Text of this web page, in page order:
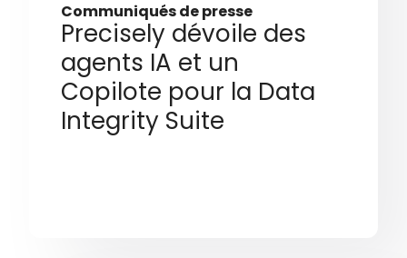
Communiqués de presse
Precisely dévoile des
agents IA et un
Copilote pour la Data
Integrity Suite